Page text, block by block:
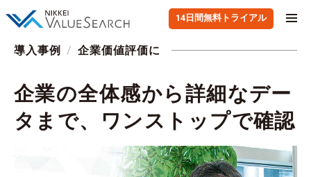
14日間無料トライアル
導入事例 / 企業価値評価に
企業の全体感から詳細なデー
タまで、ワンストップで確認